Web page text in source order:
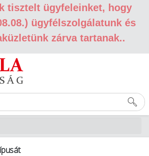
tisztelt ügyfeleinket, hogy
ügyfélszolgálatunk és
zárva tartanak..